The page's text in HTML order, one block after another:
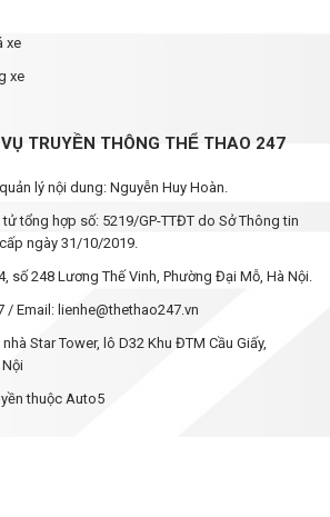
xe
xe
TRUYỀN THÔNG THỂ THAO 247
lý nội dung: Nguyễn Huy Hoàn.
tổng hợp số: 5219/GP-TTĐT do Sở Thông tin
ngày 31/10/2019.
số 248 Lương Thế Vinh, Phường Đại Mỗ, Hà Nội.
/ Email: lienhe@thethao247.vn
Star Tower, lô D32 Khu ĐTM Cầu Giấy,
Nội
thuộc Auto5